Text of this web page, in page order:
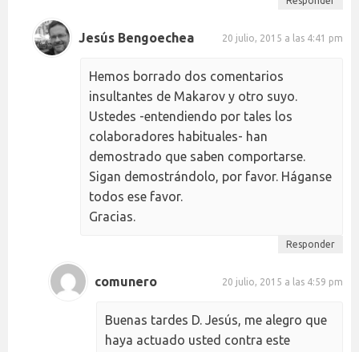
Jesús Bengoechea 20 julio, 2015 a las 4:41 pm
Hemos borrado dos comentarios
insultantes de Makarov y otro suyo.
Ustedes -entendiendo por tales los
colaboradores habituales- han
demostrado que saben comportarse.
Sigan demostrándolo, por favor. Háganse
todos ese favor.
Gracias.
Responder
comunero 20 julio, 2015 a las 4:59 pm
Buenas tardes D. Jesús, me alegro que
haya actuado usted contra este